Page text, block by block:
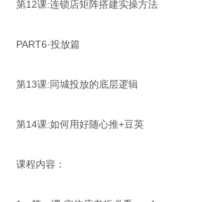
第12课:连锁店矩阵搭建实操方法
PART6·投放篇
第13课:同城投放的底层逻辑
第14课:如何用好随心推+豆英
课程内容：